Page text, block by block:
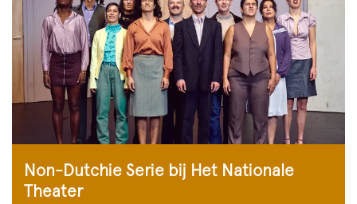
Non-Dutchie Serie bij Het Nationale
Theater